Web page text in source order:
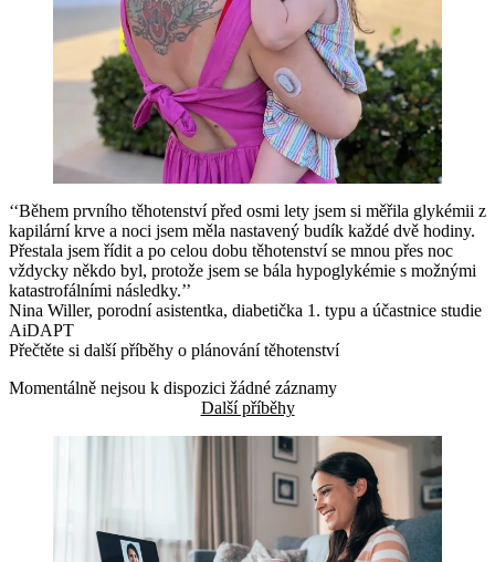
‘‘Během prvního těhotenství před osmi lety jsem si měřila glykémii z
kapilární krve a noci jsem měla nastavený budík každé dvě hodiny.
Přestala jsem řídit a po celou dobu těhotenství se mnou přes noc
vždycky někdo byl, protože jsem se bála hypoglykémie s možnými
katastrofálními následky.’’
Nina Willer, porodní asistentka, diabetička 1. typu a účastnice studie
AiDAPT
Přečtěte si další příběhy o plánování těhotenství
Momentálně nejsou k dispozici žádné záznamy
Další příběhy